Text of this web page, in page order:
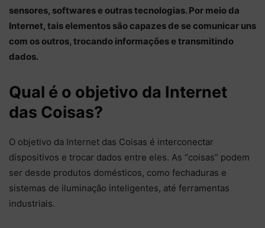
sensores, softwares e outras tecnologias. Por meio da
Internet, tais elementos são capazes de se comunicar uns
com os outros, trocando informações e transmitindo
dados.
Qual é o objetivo da Internet
das Coisas?
O objetivo da Internet das Coisas é interconectar
dispositivos e trocar dados entre eles. As “coisas” podem
ser desde produtos domésticos, como fechaduras e
sistemas de iluminação inteligentes, até ferramentas
industriais.